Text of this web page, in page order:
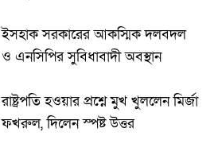
ইসহাক সরকারের আকস্মিক দলবদল
ও এনসিপির সুবিধাবাদী অবস্থান
রাষ্ট্রপতি হওয়ার প্রশ্নে মুখ খুললেন মির্জা
ফখরুল, দিলেন স্পষ্ট উত্তর